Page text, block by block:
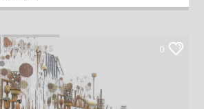
FESTIVALS
0